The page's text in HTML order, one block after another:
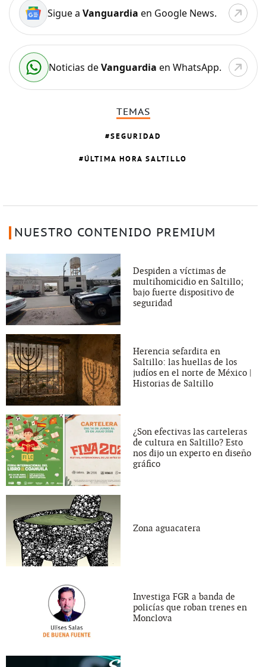
Sigue a Vanguardia en Google News.
Noticias deVanguardia en WhatsApp.
TEMAS
SEGURIDAD
ÚLTIMA HORA SALTILLO
NUESTRO CONTENIDO PREMIUM
Despiden a víctimas de
multihomicidio en Saltillo;
bajo fuerte dispositivo de
seguridad
Herencia sefardita en
Saltillo: las huellas de los
judíos en el norte de México |
Historias de Saltillo
¿Son efectivas las carteleras
de cultura en Saltillo? Esto
nos dijo un experto en diseño
gráfico
Zona aguacatera
Investiga FGR a banda de
policías que roban trenes en
Monclova